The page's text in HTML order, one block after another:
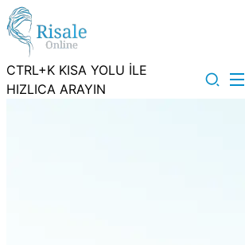
CTRL+K KISA YOLU İLE
HIZLICA ARAYIN